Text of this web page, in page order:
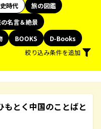
時代
旅の図鑑
名言＆絶景
BOOKS
D-Books
絞り込み条件を追加
もとく中国のことばと